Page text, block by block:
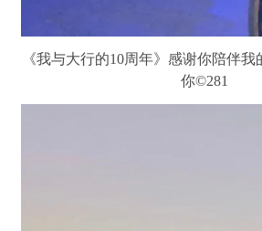
《我与大行的10周年》感谢你陪伴
你©281